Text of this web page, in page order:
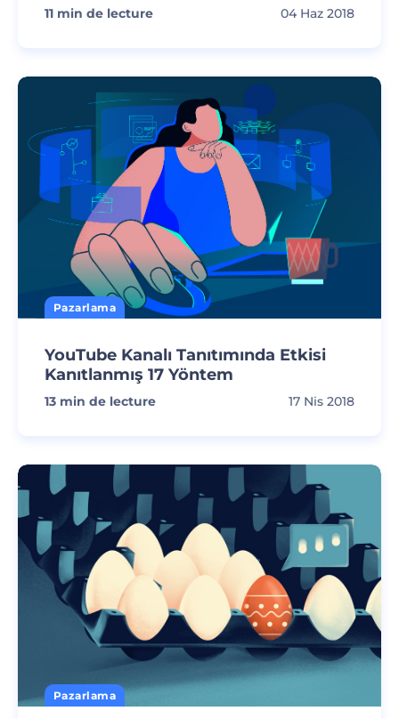
11 min de lecture 04 Haz 2018
Pazarlama
YouTube Kanalı Tanıtımında Etkisi
Kanıtlanmış 17 Yöntem
13 min de lecture 17 Nis 2018
Pazarlama